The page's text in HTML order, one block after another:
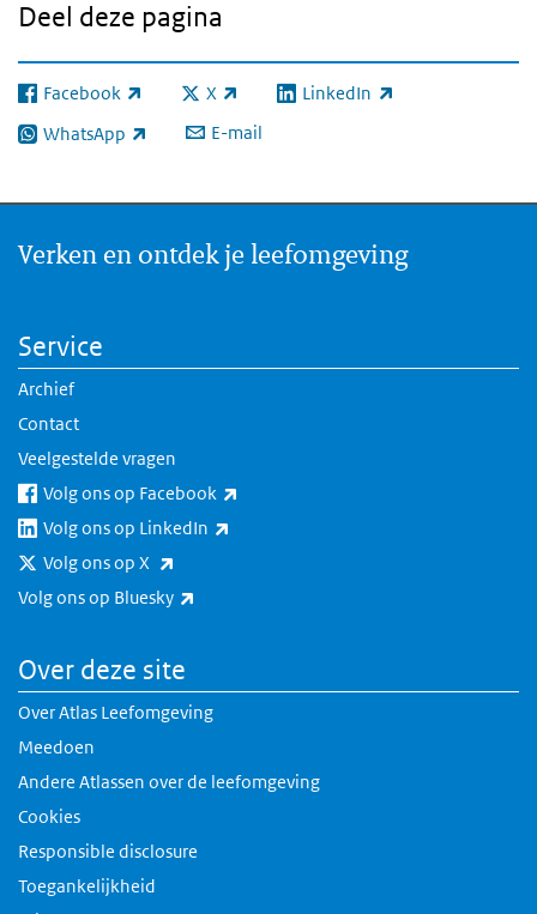
Deel deze pagina
Facebook
(externe link) X
(externe link) LinkedIn
(externe link)
WhatsApp
(externe link) E-mail
Verken en ontdek je leefomgeving
Service
Archief
Contact
Veelgestelde vragen
Volg ons op Facebook
Volg ons op LinkedIn
Volg ons op X
Volg ons op Bluesky
Over deze site
Over Atlas Leefomgeving
Meedoen
Andere Atlassen over de leefomgeving
Cookies
Responsible disclosure
Toegankelijkheid